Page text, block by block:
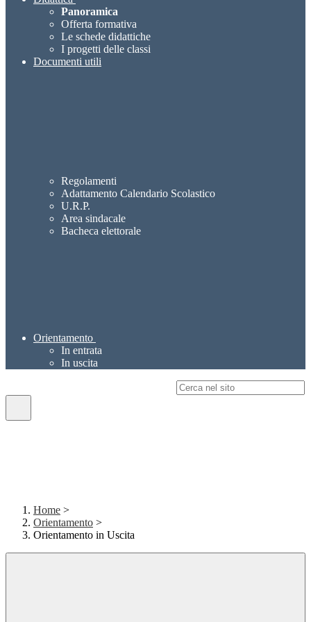
Panoramica
Offerta formativa
Le schede didattiche
I progetti delle classi
Documenti utili
Regolamenti
Adattamento Calendario Scolastico
U.R.P.
Area sindacale
Bacheca elettorale
Orientamento
In entrata
In uscita
Home >
Orientamento >
Orientamento in Uscita